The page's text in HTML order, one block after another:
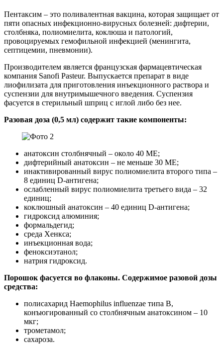
Пентаксим – это поливалентная вакцина, которая защищает от
пяти опасных инфекционно-вирусных болезней: дифтерии,
столбняка, полиомиелита, коклюша и патологий,
провоцируемых гемофильной инфекцией (менингита,
септицемии, пневмонии).
Производителем является французская фармацевтическая
компания Sanofi Pasteur. Выпускается препарат в виде
лиофилизата для приготовления инъекционного раствора и
суспензии для внутримышечного введения. Суспензия
фасуется в стерильный шприц с иглой либо без нее.
Разовая доза (0,5 мл) содержит такие компоненты:
анатоксин столбнячный – около 40 МЕ;
дифтерийный анатоксин – не меньше 30 МЕ;
инактивированный вирус полиомиелита второго типа –
8 единиц D-антигена;
ослабленный вирус полиомиелита третьего вида – 32
единиц;
коклюшный анатоксин – 40 единиц D-антигена;
гидроксид алюминия;
формальдегид;
среда Хенкса;
инъекционная вода;
феноксиэтанол;
натрия гидроксид.
Порошок фасуется во флаконы. Содержимое разовой дозы
средства:
полисахарид Haemophilus influenzae типа В,
конъюгированный со столбнячным анатоксином – 10
мкг;
трометамол;
сахароза.